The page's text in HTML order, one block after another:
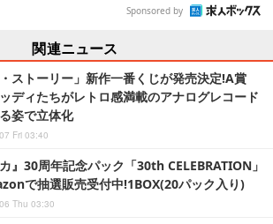
Sponsored by
関連ニュース
・ストーリー」新作一番くじが発売決定!A賞
ディたちがレトロ感満載のアナログレコード
姿で立体化
Fri 03:40
カ』30周年記念パック「30th CELEBRATION」
で抽選販売受付中!1BOX(20パック入り)
Thu 03:30